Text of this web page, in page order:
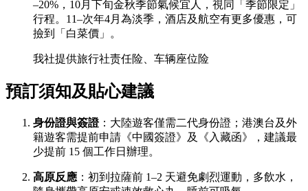
–20%，10月下旬金秋季節氣候宜人，視同「季節限定」
行程。11–次年4月為淡季，酒店及航空有更多優惠，可
撿到「白菜價」。
我社提供旅行社责任险、车辆座位险
預訂須知及貼心建議
身份證與簽證：大陸遊客僅需二代身份證；港澳台及外
籍遊客需提前申請《中國簽證》及《入藏函》，建議最
少提前 15 個工作日辦理。
高原反應 ：初到拉薩前 1–2 天避免劇烈運動，多飲水，